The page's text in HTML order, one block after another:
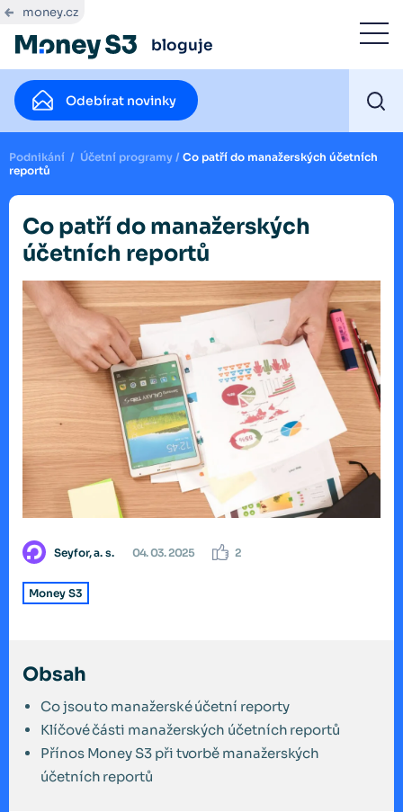
money.cz
bloguje
Odebírat novinky
Podnikání / Účetní programy / Co patří do manažerských účetních
reportů
Co patří do manažerských
účetních reportů
Seyfor, a. s. 04. 03. 2025 2
Money S3
Obsah
Co jsou to manažerské účetní reporty
Klíčové části manažerských účetních reportů
Přínos Money S3 při tvorbě manažerských
účetních reportů